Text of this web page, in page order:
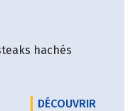
hachés
DÉCOUVRIR